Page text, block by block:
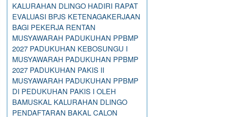
KALURAHAN DLINGO HADIRI RAPAT
EVALUASI BPJS KETENAGAKERJAAN
BAGI PEKERJA RENTAN
MUSYAWARAH PADUKUHAN PPBMP
2027 PADUKUHAN KEBOSUNGU I
MUSYAWARAH PADUKUHAN PPBMP
2027 PADUKUHAN PAKIS II
MUSYAWARAH PADUKUHAN PPBMP
DI PEDUKUHAN PAKIS I OLEH
BAMUSKAL KALURAHAN DLINGO
PENDAFTARAN BAKAL CALON